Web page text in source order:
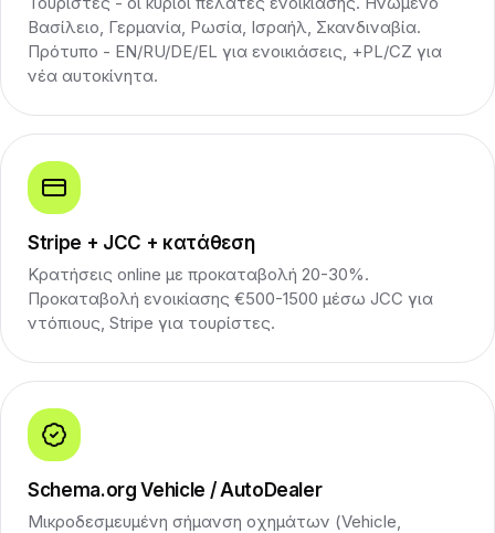
Βασίλειο, Γερμανία, Ρωσία, Ισραήλ, Σκανδιναβία.
Πρότυπο - EN/RU/DE/EL για ενοικιάσεις, +PL/CZ για
νέα αυτοκίνητα.
Stripe + JCC + κατάθεση
Κρατήσεις online με προκαταβολή 20-30%.
Προκαταβολή ενοικίασης €500-1500 μέσω JCC για
ντόπιους, Stripe για τουρίστες.
Schema.org Vehicle / AutoDealer
Μικροδεσμευμένη σήμανση οχημάτων (Vehicle,